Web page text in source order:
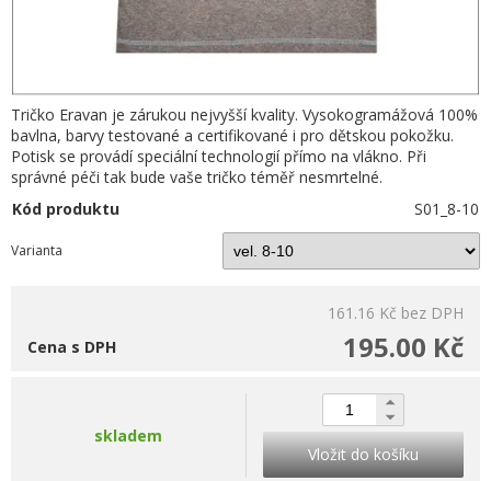
Tričko Eravan je zárukou nejvyšší kvality. Vysokogramážová 100%
bavlna, barvy testované a certifikované i pro dětskou pokožku.
Potisk se provádí speciální technologií přímo na vlákno. Při
správné péči tak bude vaše tričko téměř nesmrtelné.
Kód produktu
S01_8-10
Varianta
161.16 Kč bez DPH
195.00 Kč
Cena s DPH
skladem
Vložit do košíku